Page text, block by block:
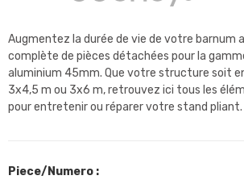
Augmentez la durée de vie de votre barnum
complète de pièces détachées pour la
aluminium 45mm. Que votre structure soit
3x4,5 m ou 3x6 m, retrouvez ici tous les
pour entretenir ou réparer votre stand pliant.
Piece/Numero :